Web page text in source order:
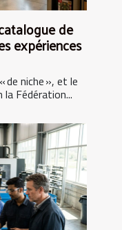
de
expériences
de niche », et le
la Fédération...